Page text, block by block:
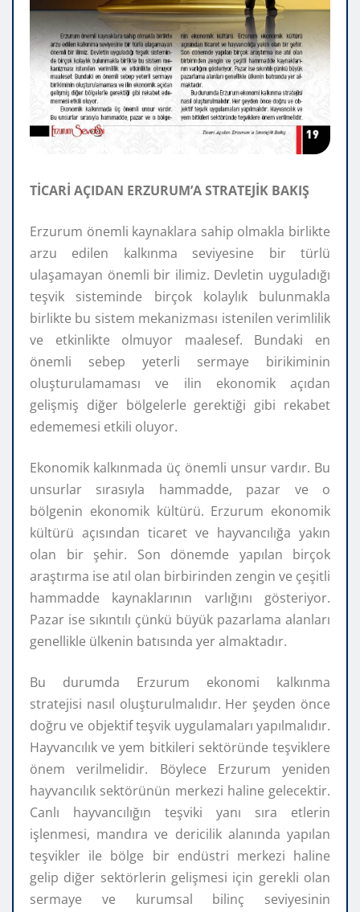
TİCARİ AÇIDAN ERZURUM’A STRATEJİK BAKIŞ
Erzurum önemli kaynaklara sahip olmakla birlikte
arzu edilen kalkınma seviyesine bir türlü
ulaşamayan önemli bir ilimiz. Devletin uyguladığı
teşvik sisteminde birçok kolaylık bulunmakla
birlikte bu sistem mekanizması istenilen verimlilik
ve etkinlikte olmuyor maalesef. Bundaki en
önemli sebep yeterli sermaye birikiminin
oluşturulamaması ve ilin ekonomik açıdan
gelişmiş diğer bölgelerle gerektiği gibi rekabet
edememesi etkili oluyor.
Ekonomik kalkınmada üç önemli unsur vardır. Bu
unsurlar sırasıyla hammadde, pazar ve o
bölgenin ekonomik kültürü. Erzurum ekonomik
kültürü açısından ticaret ve hayvancılığa yakın
olan bir şehir. Son dönemde yapılan birçok
araştırma ise atıl olan birbirinden zengin ve çeşitli
hammadde kaynaklarının varlığını gösteriyor.
Pazar ise sıkıntılı çünkü büyük pazarlama alanları
genellikle ülkenin batısında yer almaktadır.
Bu durumda Erzurum ekonomi kalkınma
stratejisi nasıl oluşturulmalıdır. Her şeyden önce
doğru ve objektif teşvik uygulamaları yapılmalıdır.
Hayvancılık ve yem bitkileri sektöründe teşviklere
önem verilmelidir. Böylece Erzurum yeniden
hayvancılık sektörünün merkezi haline gelecektir.
Canlı hayvancılığın teşviki yanı sıra etlerin
işlenmesi, mandıra ve dericilik alanında yapılan
teşvikler ile bölge bir endüstri merkezi haline
gelip diğer sektörlerin gelişmesi için gerekli olan
sermaye ve kurumsal bilinç seviyesinin